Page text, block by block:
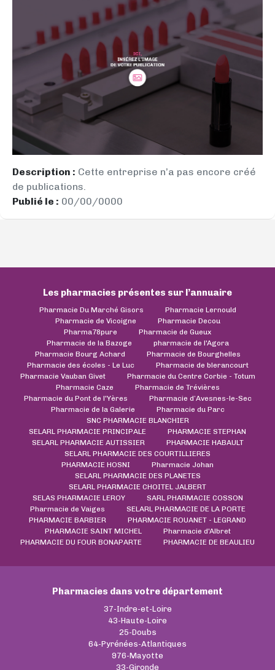
Description : Cette entreprise n’a pas encore créé
de publications.
Publié le : 00/00/0000
Les pharmacies présentes sur l’annuaire
Pharmacie Du Marché Gisors
Pharmacie Lernould
Pharmacie de Vicoigne
Pharmacie Decou
Pharma78pure
Pharmacie de Gueux
Pharmacie de la Bazoge
pharmacie de l'Agora
Pharmacie Bourg Achard
Pharmacie de Bourghelles
Pharmacie des écoles - Le Luc
Pharmacie de blerancourt
Pharmacie Vauban Givet
Pharmacie du Centre Corbie - Totum
Pharmacie Caze
Pharmacie de Trévières
Pharmacie du Pont de l'Yères
Pharmacie d’Avesnes-le-Sec
Pharmacie de la Galerie
Pharmacie du Parc
SNC PHARMACIE BLANCHIER
SELARL PHARMACIE PRINCIPALE
PHARMACIE STEPHAN
SELARL PHARMACIE AUTISSIER
PHARMACIE HABAULT
SELARL PHARMACIE DES COURTILLIERES
PHARMACIE HOSNI
Pharmacie Johan
SELARL PHARMACIE DES PLANETES
SELARL PHARMACIE CHOITEL JALBERT
SELAS PHARMACIE LEROY
SARL PHARMACIE COSSON
Pharmacie de Vaiges
SELARL PHARMACIE DE LA PORTE
PHARMACIE BARBIER
PHARMACIE ROUANET - LEGRAND
PHARMACIE SAINT MICHEL
Pharmacie d'Albret
PHARMACIE DU FOUR BONAPARTE
PHARMACIE DE BEAULIEU
Pharmacies dans votre département
37-Indre-et-Loire
43-Haute-Loire
25-Doubs
64-Pyrénées-Atlantiques
976-Mayotte
33-Gironde